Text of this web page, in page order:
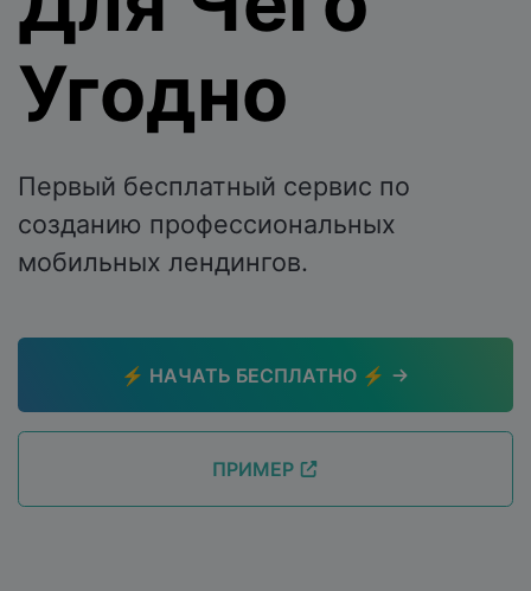
Угодно
Первый бесплатный сервис по
созданию профессиональных
мобильных лендингов.
⚡️ НАЧАТЬ БЕСПЛАТНО ⚡️
ПРИМЕР